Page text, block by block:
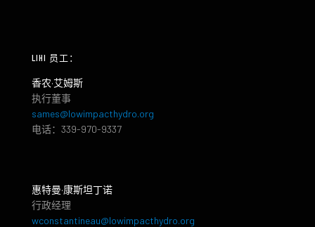
LIHI 员工：
香农·艾姆斯
执行董事
sames@lowimpacthydro.org
电话：339-970-9337
惠特曼·康斯坦丁诺
行政经理
wconstantineau@lowimpacthydro.org